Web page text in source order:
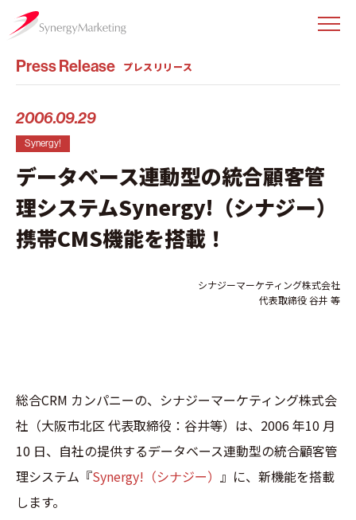
Press Release プレスリリース
データベース連動型の統合顧客管
理システムSynergy!（シナジー）
携帯CMS機能を搭載！
2006.09.29
Synergy!
シナジーマーケティング株式会社
代表取締役 谷井 等
総合CRM カンパニーの、シナジーマーケティング株式会
社（大阪市北区 代表取締役：谷井等）は、2006 年10 月
10 日、自社の提供するデータベース連動型の統合顧客管
理システム『Synergy!（シナジー） 』に、新機能を搭載
します。